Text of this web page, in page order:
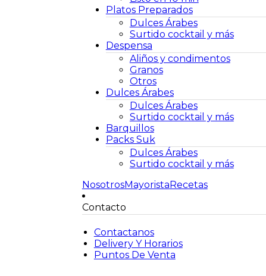
Platos Preparados
Dulces Árabes
Surtido cocktail y más
Despensa
Aliños y condimentos
Granos
Otros
Dulces Árabes
Dulces Árabes
Surtido cocktail y más
Barquillos
Packs Suk
Dulces Árabes
Surtido cocktail y más
NosotrosMayorista Recetas
Contacto
Contactanos
Delivery Y Horarios
Puntos De Venta